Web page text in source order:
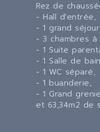
Rez de
- Hall d'entrée,
- 1 grand
- 3 chambres
- 1 Suite
- 1 Salle de
- 1 WC séparé,
- 1 buanderie,
- 1 Grand
et 63,34m2 de